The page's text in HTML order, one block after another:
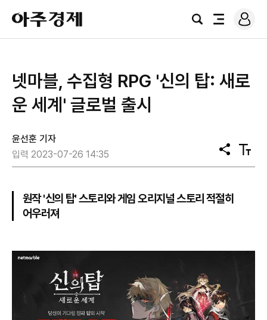
아
주
경
검
전
로
그
넷마블, 수집형 RPG '신의 탑: 새로
운 세계' 글로벌 출시
윤선훈 기자
입력 2023-07-26 14:35
공
유
텍
스
원작 '신의 탑' 스토리와 게임 오리지널 스토리 적절히
어우러져